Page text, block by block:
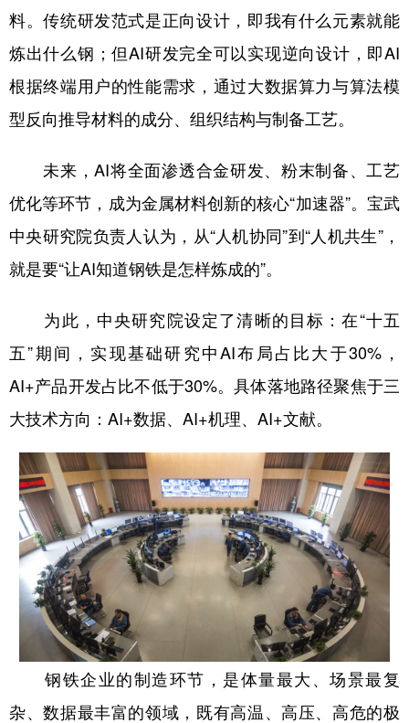
料。传统研发范式是正向设计，即我有什么元素就能
炼出什么钢；但AI研发完全可以实现逆向设计，即AI
根据终端用户的性能需求，通过大数据算力与算法模
型反向推导材料的成分、组织结构与制备工艺。
未来，AI将全面渗透合金研发、粉末制备、工艺
优化等环节，成为金属材料创新的核心“加速器”。宝武
中央研究院负责人认为，从“人机协同”到“人机共生”，
就是要“让AI知道钢铁是怎样炼成的”。
为此，中央研究院设定了清晰的目标：在“十五
五”期间，实现基础研究中AI布局占比大于30%，
AI+产品开发占比不低于30%。具体落地路径聚焦于三
大技术方向：AI+数据、AI+机理、AI+文献。
钢铁企业的制造环节，是体量最大、场景最复
杂、数据最丰富的领域，既有高温、高压、高危的极